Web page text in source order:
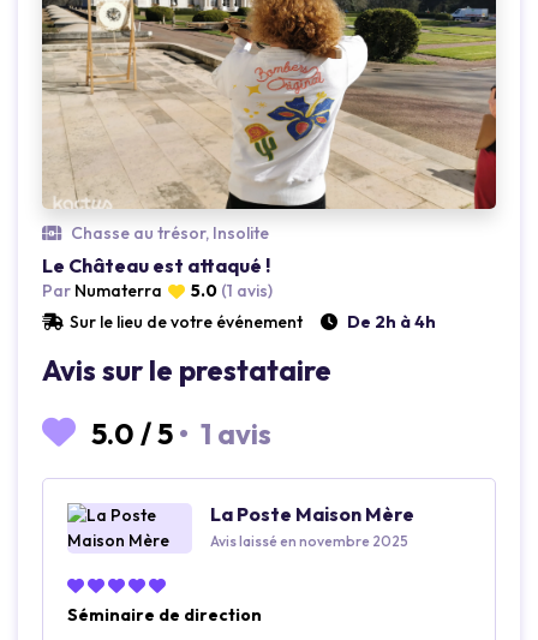
Loading...
Chasse au trésor, Insolite
Le Château est attaqué !
Par Numaterra 5.0 (1 avis)
Sur le lieu de votre événement
De 2h à 4h
Avis sur le prestataire
5.0 /5 • 1 avis
La Poste Maison Mère
Avis laissé en novembre 2025
Séminaire de direction